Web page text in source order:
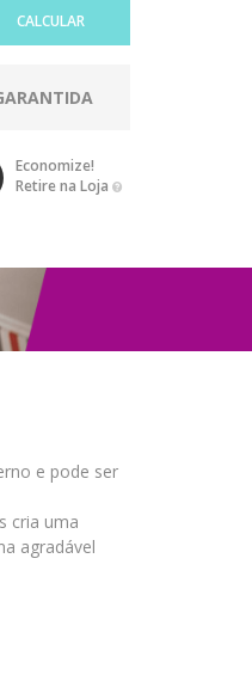
CALCULAR
Economize!
Retire na Loja
e pode ser
cria uma
agradável